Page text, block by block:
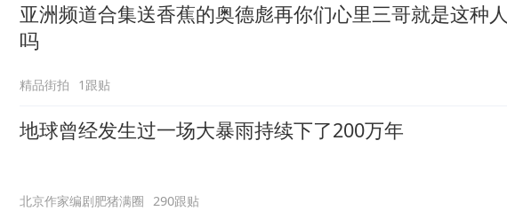
亚洲频道合集送香蕉的奥德彪再你们心里三哥就是这种人
吗
精品街拍 1跟贴
地球曾经发生过一场大暴雨持续下了200万年
北京作家编剧肥猪满圈 290跟贴